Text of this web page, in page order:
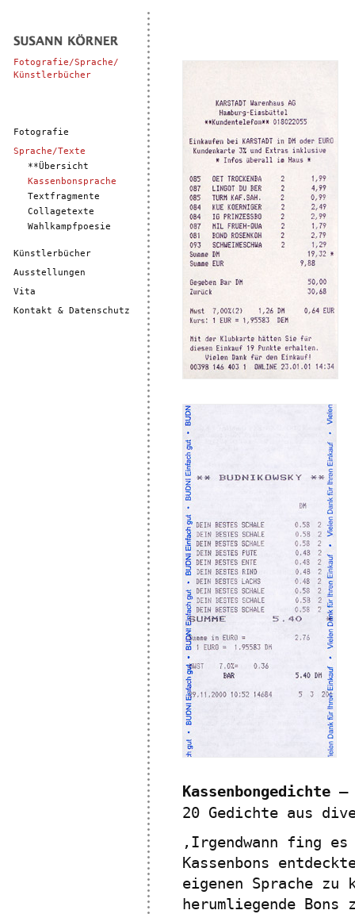
Fotografie/Sprache/
Künstlerbücher
Fotografie
Sprache/Texte
**Übersicht
Kassenbonsprache
Textfragmente
Collagetexte
Wahlkampfpoesie
Künstlerbücher
Ausstellungen
Vita
Kontakt & Datenschutz
Kassenbongedichte
20 Gedichte aus
‚Irgendwann fing
Kassenbons
eigenen Sprache zu
herumliegende Bons